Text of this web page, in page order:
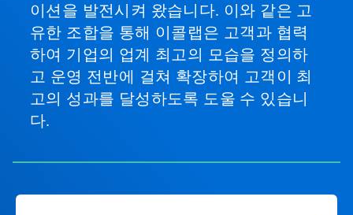
이션을 발전시켜 왔습니다. 이와 같은 고
유한 조합을 통해 이콜랩은 고객과 협력
하여 기업의 업계 최고의 모습을 정의하
고 운영 전반에 걸쳐 확장하여 고객이 최
고의 성과를 달성하도록 도울 수 있습니
다.